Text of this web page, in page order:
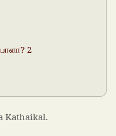
2
Kathaikal.